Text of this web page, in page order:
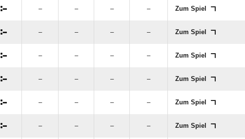
: – – – – Zum Spiel
: – – – – Zum Spiel
: – – – – Zum Spiel
: – – – – Zum Spiel
: – – – – Zum Spiel
: – – – – Zum Spiel